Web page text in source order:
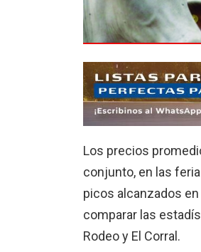
Los precios
conjunto, en las
picos alcanzados
comparar las
Rodeo y El Corral.